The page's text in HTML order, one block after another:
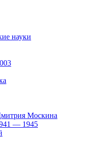
науки
Москина
— 1945